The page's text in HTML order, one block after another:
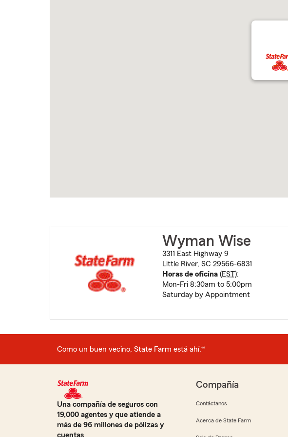
Wyman Wise
3311 East Highway 9
Little River, SC 29566-6831
Horas de oficina(EST):
Mon-Fri 8:30am to 5:00pm
Saturday by Appointment
Como un buen vecino, State Farm está ahí.®
Una compañía de seguros con
19,000 agentes y que atiende a
más de 96 millones de pólizas y
cuentas
Compañía
Contáctanos
Acerca de State Farm